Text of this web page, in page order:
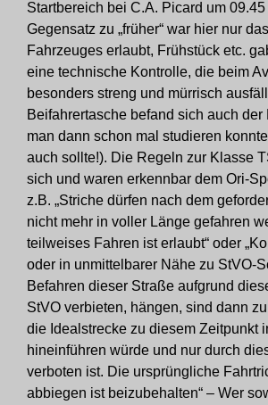
Startbereich bei C.A. Picard um
Gegensatz zu „früher“ war hier nur
Fahrzeuges erlaubt, Frühstück etc.
eine technische Kontrolle, die beim
besonders streng und mürrisch
Beifahrertasche befand sich auch der
man dann schon mal studieren
auch sollte!). Die Regeln zur Klasse
sich und waren erkennbar dem Ori-
z.B. „Striche dürfen nach dem
nicht mehr in voller Länge gefahren
teilweises Fahren ist erlaubt“ oder
oder in unmittelbarer Nähe zu StVO-
Befahren dieser Straße aufgrund
StVO verbieten, hängen, sind dann
die Idealstrecke zu diesem Zeitpunkt
hineinführen würde und nur durch
verboten ist. Die ursprüngliche
abbiegen ist beizubehalten“ – Wer